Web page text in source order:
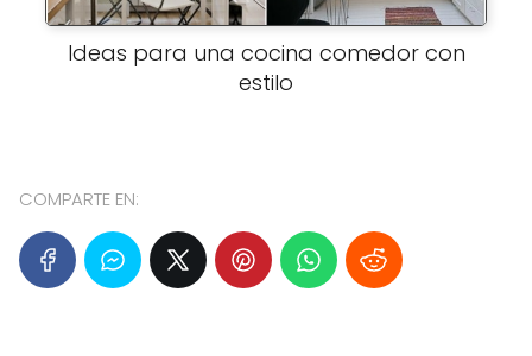
Ideas para una cocina comedor con
estilo
COMPARTE EN: